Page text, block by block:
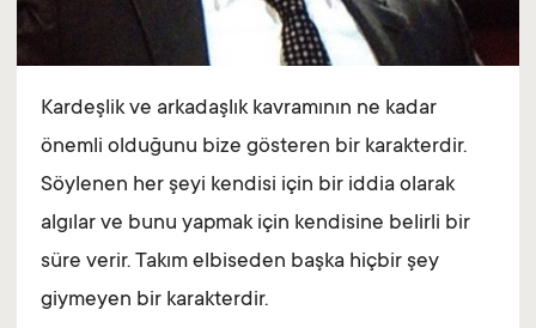
Kardeşlik ve arkadaşlık kavramının ne kadar
önemli olduğunu bize gösteren bir karakterdir.
Söylenen her şeyi kendisi için bir iddia olarak
algılar ve bunu yapmak için kendisine belirli bir
süre verir. Takım elbiseden başka hiçbir şey
giymeyen bir karakterdir.